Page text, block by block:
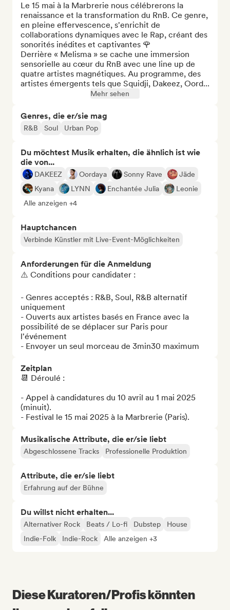
Le 15 mai à la Marbrerie nous célébrerons la
renaissance et la transformation du RnB. Ce genre,
en pleine effervescence, s'enrichit de
collaborations dynamiques avec le Rap, créant des
sonorités inédites et captivantes 🌹
Derrière « Melisma » se cache une immersion
sensorielle au cœur du RnB avec une line up de
quatre artistes magnétiques. Au programme, des
artistes émergents tels que Squidji, Dakeez, Oord...
Mehr sehen
Genres, die er/sie mag
R&B Soul Urban Pop
Du möchtest Musik erhalten, die ähnlich ist wie
die von...
DAKEEZ Oordaya Sonny Rave
Jäde
Kyana
LYNN Enchantée Julia
Leonie
Alle anzeigen +4
Hauptchancen
Verbinde Künstler mit Live-Event-Möglichkeiten
Anforderungen für die Anmeldung
⚠️ Conditions pour candidater :
- Genres acceptés : R&B, Soul, R&B alternatif
uniquement
- Ouverts aux artistes basés en France avec la
possibilité de se déplacer sur Paris pour
l'événement
- Envoyer un seul morceau de 3min30 maximum
Zeitplan
📆 Déroulé :
- Appel à candidatures du 10 avril au 1 mai 2025
(minuit).
- Festival le 15 mai 2025 à la Marbrerie (Paris).
Musikalische Attribute, die er/sie liebt
Abgeschlossene Tracks Professionelle Produktion
Attribute, die er/sie liebt
Erfahrung auf der Bühne
Du willst nicht erhalten...
Alternativer Rock Beats / Lo-fi Dubstep
House
Indie-Folk
Indie-Rock Alle anzeigen +3
Diese Kuratoren/Profis könnten